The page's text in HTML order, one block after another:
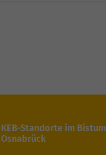
KEB-Standorte im Bistum
Osnabrück